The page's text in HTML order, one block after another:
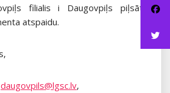
filialis i Daugovpiļs piļsātys
atspaidu.
daugovpils@lgsc.lv,